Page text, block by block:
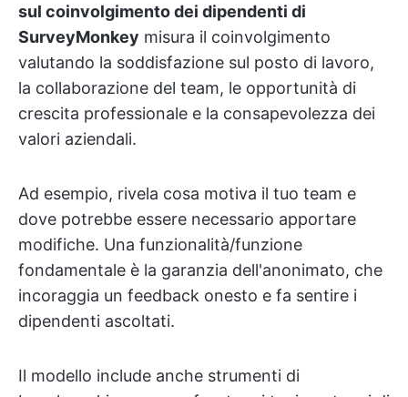
sul coinvolgimento dei dipendenti di
SurveyMonkey misura il coinvolgimento
valutando la soddisfazione sul posto di lavoro,
la collaborazione del team, le opportunità di
crescita professionale e la consapevolezza dei
valori aziendali.
Ad esempio, rivela cosa motiva il tuo team e
dove potrebbe essere necessario apportare
modifiche. Una funzionalità/funzione
fondamentale è la garanzia dell'anonimato, che
incoraggia un feedback onesto e fa sentire i
dipendenti ascoltati.
Il modello include anche strumenti di